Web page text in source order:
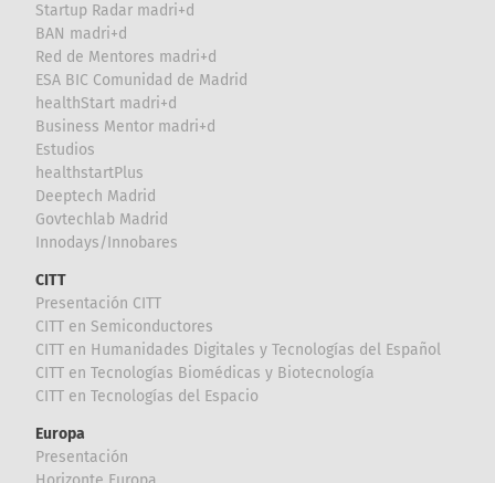
Startup Radar madri+d
BAN madri+d
Red de Mentores madri+d
ESA BIC Comunidad de Madrid
healthStart madri+d
Business Mentor madri+d
Estudios
healthstartPlus
Deeptech Madrid
Govtechlab Madrid
Innodays/Innobares
CITT
Presentación CITT
CITT en Semiconductores
CITT en Humanidades Digitales y Tecnologías del Español
CITT en Tecnologías Biomédicas y Biotecnología
CITT en Tecnologías del Espacio
Europa
Presentación